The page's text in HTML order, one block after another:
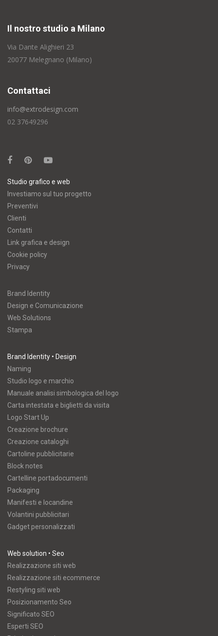
Il nostro studio a Milano
Via Dante Alighieri 23
20077 Melegnano (Milano)
Contattaci
info@extrodesign.com
02 37649296
Studio grafico e web
Investiamo sul tuo progetto
Preventivi
Clienti
Contatti
Link grafica e design
Cookie policy
Privacy
Brand Identity
Design e Comunicazione
Web Solutions
Stampa
Brand Identity • Design
Naming
Studio logo e marchio
Manuale analisi simbologica del logo
Carta intestata e biglietti da visita
Logo Start Up
Creazione brochure
Creazione cataloghi
Cartoline pubblicitarie
Block notes
Cartelline portadocumenti
Packaging
Manifesti e locandine
Volantini pubblicitari
Gadget personalizzati
Web solution • Seo
Realizzazione siti web
Realizzazione siti ecommerce
Restyling siti web
Posizionamento Seo
Significato SEO
Esperti SEO